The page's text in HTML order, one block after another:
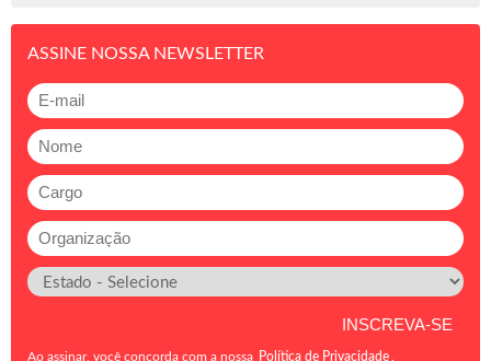
ASSINE NOSSA NEWSLETTER
Ao assinar, você concorda com a nossa Política de Privacidade